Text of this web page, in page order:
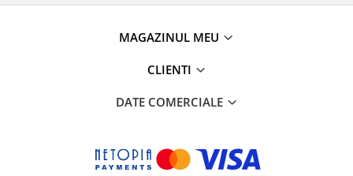
MAGAZINUL MEU
CLIENTI
DATE COMERCIALE